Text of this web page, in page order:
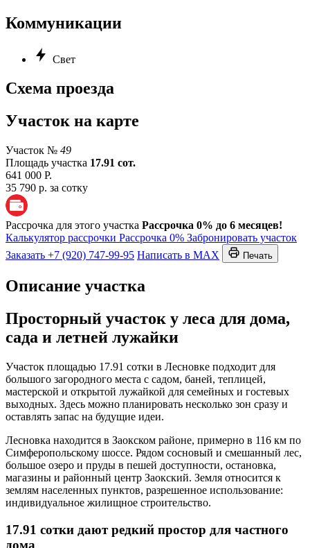
Коммуникации
Свет
Схема проезда
Участок на карте
Участок № 49
Площадь участка 17.91 сот.
641 000 Р.
35 790 р. за сотку
Рассрочка для этого участка Рассрочка 0% до 6 месяцев!
Калькулятор рассрочки Рассрочка 0% Забронировать участок
Заказать +7 (920) 747-99-95 Написать в MAX Печать
Описание участка
Просторный участок у леса для дома,
сада и летней лужайки
Участок площадью 17.91 сотки в Лесновке подходит для
большого загородного места с садом, баней, теплицей,
мастерской и открытой лужайкой для семейных и гостевых
выходных. Здесь можно планировать несколько зон сразу и
оставлять запас на будущие идеи.
Лесновка находится в Заокском районе, примерно в 116 км по
Симферопольскому шоссе. Рядом сосновый и смешанный лес,
большое озеро и пруды в пешей доступности, остановка,
магазины и районный центр Заокский. Земля относится к
землям населенных пунктов, разрешенное использование:
индивидуальное жилищное строительство.
17.91 сотки дают редкий простор для частного
дома